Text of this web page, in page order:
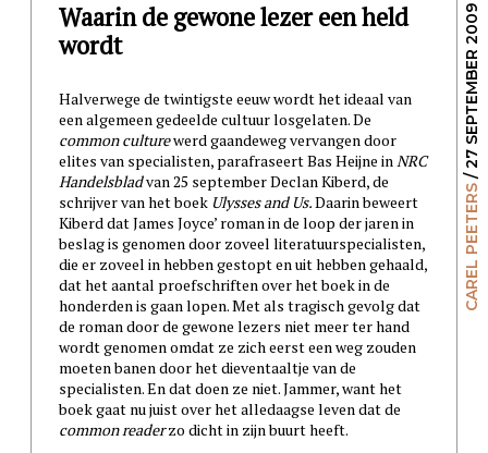
CAREL PEETERS
/ 27 SEPTEMBER 2009
Waarin de gewone lezer een held
wordt
Halverwege de twintigste eeuw wordt het ideaal van
een algemeen gedeelde cultuur losgelaten. De
common culturewerd gaandeweg vervangen door
elites van specialisten, parafraseert Bas Heijne in NRC
Handelsbladvan 25 september Declan Kiberd, de
schrijver van het boek Ulysses and Us.Daarin beweert
Kiberd dat James Joyce’ roman in de loop der jaren in
beslag is genomen door zoveel literatuurspecialisten,
die er zoveel in hebben gestopt en uit hebben gehaald,
dat het aantal proefschriften over het boek in de
honderden is gaan lopen. Met als tragisch gevolg dat
de roman door de gewone lezers niet meer ter hand
wordt genomen omdat ze zich eerst een weg zouden
moeten banen door het dieventaaltje van de
specialisten. En dat doen ze niet. Jammer, want het
boek gaat nu juist over het alledaagse leven dat de
common readerzo dicht in zijn buurt heeft.